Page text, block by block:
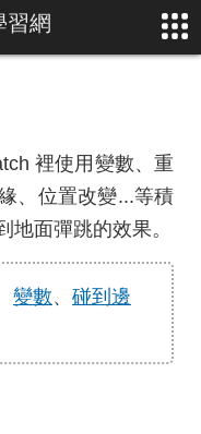
習網
裡使用變數、重
、位置改變...等積
地面彈跳的效果。
變數、 碰到邊